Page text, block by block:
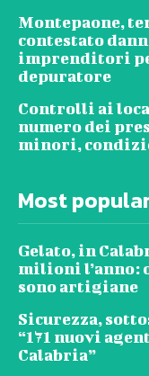
Montepaone,
contestato
imprenditori
depuratore
Controlli ai
numero dei
minori,
Most
Gelato, in
milioni l’anno:
sono artigiane
Sicurezza,
“171 nuovi
Calabria”